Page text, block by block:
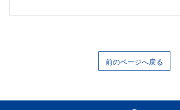
前のページへ戻る